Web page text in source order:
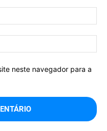
neste navegador para a